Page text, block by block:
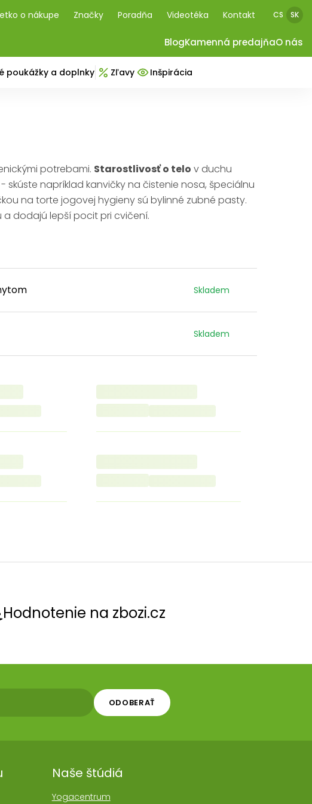
o nákupe Značky Poradňa Videotéka Kontakt CS SK
BlogKamenná predajňaO nás
poukážky a doplnky Zľavy Inšpirácia
potrebami. Starostlivosť o telo v duchu
napríklad kanvičky na čistenie nosa, špeciálnu
na torte jogovej hygieny sú bylinné zubné pasty.
a dodajú lepší pocit pri cvičení.
Skladem
Skladem
Hodnotenie na zbozi.cz
ODOBERAŤ
Naše štúdiá
Yogacentrum